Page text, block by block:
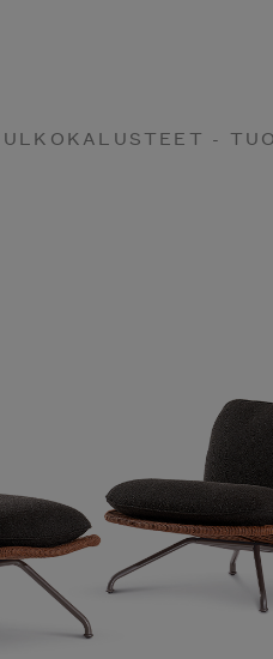
ULKOKALUSTEET -